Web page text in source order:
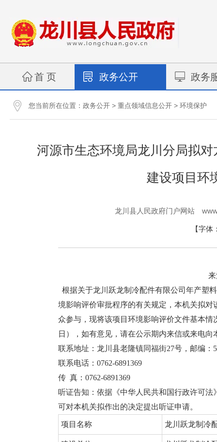
首 页 政务公开 政务
您当前所在位置： 政务公开 > 重点领域信息公开 > 环境保护
河源市生态环境局龙川分局拟
建设项目环
龙川县人民政府门户网站
【字体
根据关于龙川跃龙制冷配件有限公司年产塑
境影响评价审批程序的有关规定，本机关拟
众参与，现将该项目环境影响评价文件基本情
日），如有意见，请在公示期内来信或来电向
联系地址：龙川县老隆镇同福街27号，邮编：
联系电话：0762-6891369
传 真：0762-6891369
听证告知：依据《中华人民共和国行政许可
可对本机关拟作出的决定提出听证申请。
项目名称 龙川跃龙制冷